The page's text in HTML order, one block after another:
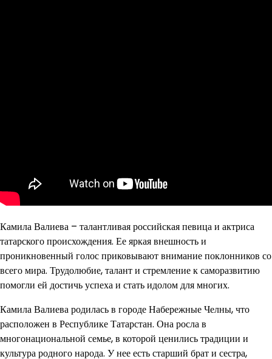
Камила Валиева – талантливая российская певица и актриса
татарского происхождения. Ее яркая внешность и
проникновенный голос приковывают внимание поклонников со
всего мира. Трудолюбие, талант и стремление к саморазвитию
помогли ей достичь успеха и стать идолом для многих.
Камила Валиева родилась в городе Набережные Челны, что
расположен в Республике Татарстан. Она росла в
многонациональной семье, в которой ценились традиции и
культура родного народа. У нее есть старший брат и сестра,